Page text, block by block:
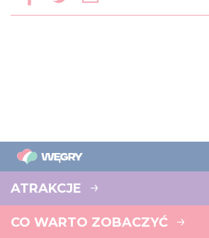
ATRAKCJE
CO WARTO ZOBACZYĆ